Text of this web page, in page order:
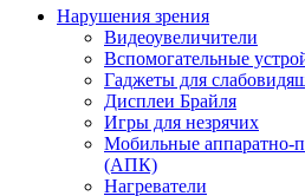
Нарушения зрения
Видеоувеличители
Вспомогательные
Гаджеты для
Дисплеи Брайля
Игры для незрячих
Мобильные аппаратно-
(АПК)
Нагреватели